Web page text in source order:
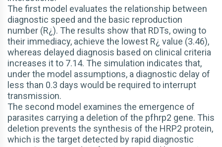
The first model evaluates the relationship between
diagnostic speed and the basic reproduction
number (R¿). The results show that RDTs, owing to
their immediacy, achieve the lowest R¿ value (3.46),
whereas delayed diagnosis based on clinical criteria
increases it to 7.14. The simulation indicates that,
under the model assumptions, a diagnostic delay of
less than 0.3 days would be required to interrupt
transmission.
The second model examines the emergence of
parasites carrying a deletion of the pfhrp2 gene. This
deletion prevents the synthesis of the HRP2 protein,
which is the target detected by rapid diagnostic